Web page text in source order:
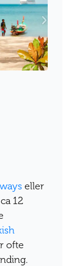
eller
12
ofte